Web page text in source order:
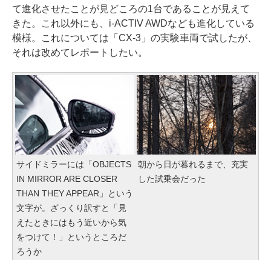
て進化させたことが見どころの1台であることが見えて
きた。これ以外にも、i-ACTIV AWDなども進化している
模様。これについては「CX-3」の実験車両で試したが、
それは改めてレポートしたい。
サイドミラーには「OBJECTS
IN MIRROR ARE CLOSER
THAN THEY APPEAR」という
文字が。ざっくり訳すと「見
えたときにはもう近いから気
をつけて！」というところだ
ろうか
朝から日が暮れるまで、充実
した試乗会だった